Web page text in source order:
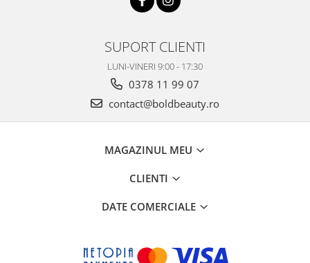
SUPORT CLIENTI
LUNI-VINERI 9:00 - 17:30
0378 11 99 07
contact@boldbeauty.ro
MAGAZINUL MEU
CLIENTI
DATE COMERCIALE